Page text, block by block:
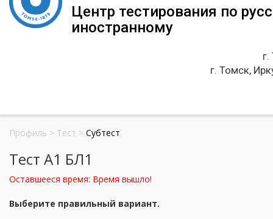
Центр тестирования по
иностранному
г. Томск,
Профиль > Тест > Субтест
Тест А1 БЛ1
Оставшееся время: Время вышло!
Выберите правильный вариант.